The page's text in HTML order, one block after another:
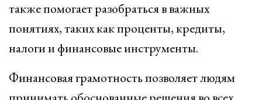
также помогает разобраться в важных
понятиях, таких как проценты, кредиты,
налоги и финансовые инструменты.
Финансовая грамотность позволяет людям